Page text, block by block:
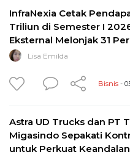
InfraNexia Cetak
Triliun di Semester I
Eksternal Melonjak 31
Lisa Emilda
Bisnis -
Astra UD Trucks dan PT
Migasindo Sepakati
untuk Perkuat